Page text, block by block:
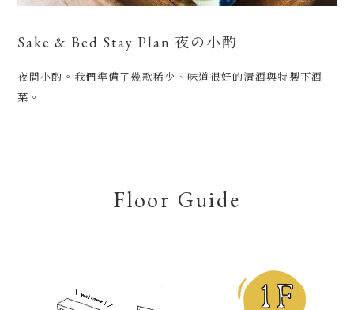
Sake & Bed Stay Plan 夜の小酌
夜間小酌。我們準備了幾款稀少、味道很好的清酒與特製下酒
菜。
Floor Guide